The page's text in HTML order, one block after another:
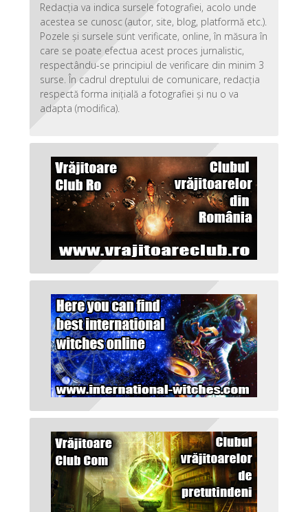
Redacția va indica sursele fotografiei, acolo unde
acestea se cunosc (autor, site, blog, platformă etc.).
Pozele și sursele sunt verificate, online, în măsura în
care se poate efectua acest proces jurnalistic,
respectându-se principiul de verificare din minim 3
surse. În cadrul dreptului de comunicare, redacția
respectă forma inițială a fotografiei și nu o va
adapta (modifica).